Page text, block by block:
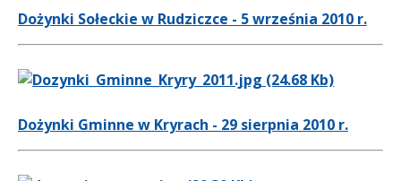
Dożynki Sołeckie w Rudziczce - 5 września 2010 r.
Dożynki Gminne w Kryrach - 29 sierpnia 2010 r.